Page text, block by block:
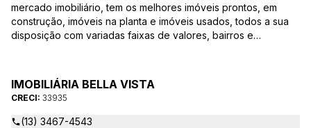
mercado imobiliário, tem os melhores imóveis prontos, em
construção, imóveis na planta e imóveis usados, todos a sua
disposição com variadas faixas de valores, bairros e
ao CRECI-EE – estarão sempre prontos para responder-lhe
todas as suas dúvidas sobre casas, apartamentos, terrenos,
salas comerciais e outros produtos imobiliários.
IMOBILIÁRIA BELLA VISTA
CRECI: 33935
(13) 3467-4543